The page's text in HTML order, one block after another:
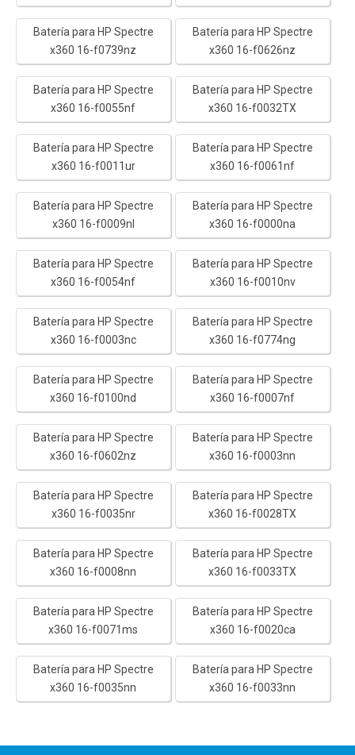
Batería para HP Spectre
x360 16-f0739nz
Batería para HP Spectre
x360 16-f0626nz
Batería para HP Spectre
x360 16-f0055nf
Batería para HP Spectre
x360 16-f0032TX
Batería para HP Spectre
x360 16-f0011ur
Batería para HP Spectre
x360 16-f0061nf
Batería para HP Spectre
x360 16-f0009nl
Batería para HP Spectre
x360 16-f0000na
Batería para HP Spectre
x360 16-f0054nf
Batería para HP Spectre
x360 16-f0010nv
Batería para HP Spectre
x360 16-f0003nc
Batería para HP Spectre
x360 16-f0774ng
Batería para HP Spectre
x360 16-f0100nd
Batería para HP Spectre
x360 16-f0007nf
Batería para HP Spectre
x360 16-f0602nz
Batería para HP Spectre
x360 16-f0003nn
Batería para HP Spectre
x360 16-f0035nr
Batería para HP Spectre
x360 16-f0028TX
Batería para HP Spectre
x360 16-f0008nn
Batería para HP Spectre
x360 16-f0033TX
Batería para HP Spectre
x360 16-f0071ms
Batería para HP Spectre
x360 16-f0020ca
Batería para HP Spectre
x360 16-f0035nn
Batería para HP Spectre
x360 16-f0033nn